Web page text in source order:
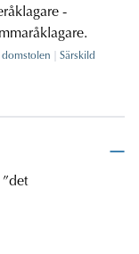
-
domstolen
Särskild